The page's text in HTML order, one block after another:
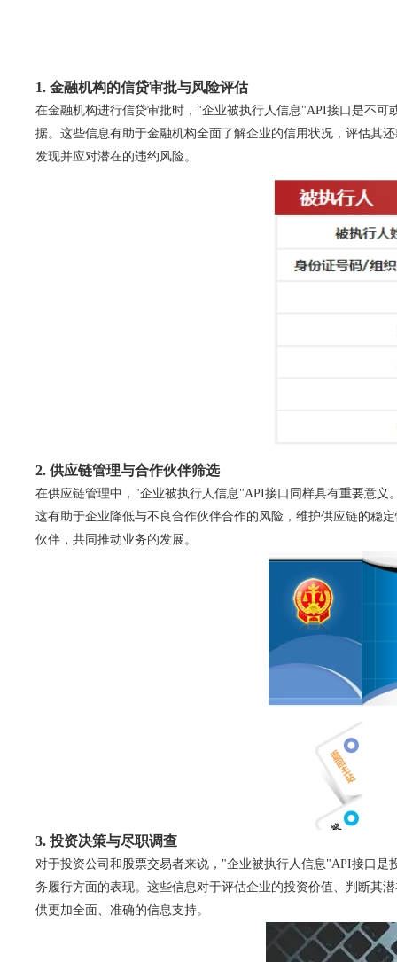
1. 金融机构的信贷审批与风险评估
在金融机构进行信贷审批时，"企业被执行人信息"API接口是不
据。这些信息有助于金融机构全面了解企业的信用状况，评估其
发现并应对潜在的违约风险。
2. 供应链管理与合作伙伴筛选
在供应链管理中，"企业被执行人信息"API接口同样具有重要意
这有助于企业降低与不良合作伙伴合作的风险，维护供应链的稳
伙伴，共同推动业务的发展。
3. 投资决策与尽职调查
对于投资公司和股票交易者来说，"企业被执行人信息"API接口
务履行方面的表现。这些信息对于评估企业的投资价值、判断其
供更加全面、准确的信息支持。